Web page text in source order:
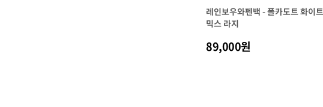
레인보우와펜백 - 폴카도트 화이트
믹스 라지
89,000원